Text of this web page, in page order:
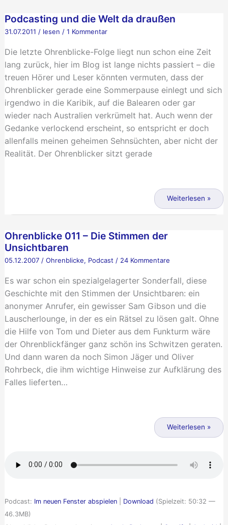
Podcasting und die Welt da draußen
31.07.2011 / lesen / 1 Kommentar
Die letzte Ohrenblicke-Folge liegt nun schon eine Zeit
lang zurück, hier im Blog ist lange nichts passiert – die
treuen Hörer und Leser könnten vermuten, dass der
Ohrenblicker gerade eine Sommerpause einlegt und sich
irgendwo in die Karibik, auf die Balearen oder gar
wieder nach Australien verkrümelt hat. Auch wenn der
Gedanke verlockend erscheint, so entspricht er doch
allenfalls meinen geheimen Sehnsüchten, aber nicht der
Realität. Der Ohrenblicker sitzt gerade
da
draußen
Weiterlesen »
Ohrenblicke 011 – Die Stimmen der
Unsichtbaren
05.12.2007 / Ohrenblicke, Podcast / 24 Kommentare
Es war schon ein spezialgelagerter Sonderfall, diese
Geschichte mit den Stimmen der Unsichtbaren: ein
anonymer Anrufer, ein gewisser Sam Gibson und die
Lauscherlounge, in der es ein Rätsel zu lösen galt. Ohne
die Hilfe von Tom und Dieter aus dem Funkturm wäre
der Ohrenblickfänger ganz schön ins Schwitzen geraten.
Und dann waren da noch Simon Jäger und Oliver
Rohrbeck, die ihm wichtige Hinweise zur Aufklärung des
Falles lieferten…
Stimmen
Weiterlesen »
Podcast: Im neuen Fenster abspielen| Download (Spielzeit: 50:32 —
46.3MB)